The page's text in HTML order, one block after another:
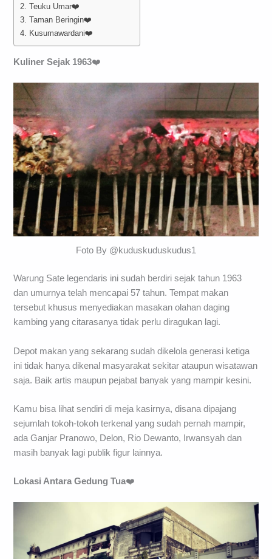
2. Teuku Umar❤️
3. Taman Beringin❤️
4. Kusumawardani❤️
Kuliner Sejak 1963❤️
Foto By @kuduskuduskudus1
Warung Sate legendaris ini sudah berdiri sejak tahun 1963
dan umurnya telah mencapai 57 tahun. Tempat makan
tersebut khusus menyediakan masakan olahan daging
kambing yang citarasanya tidak perlu diragukan lagi.
Depot makan yang sekarang sudah dikelola generasi ketiga
ini tidak hanya dikenal masyarakat sekitar ataupun wisatawan
saja. Baik artis maupun pejabat banyak yang mampir kesini.
Kamu bisa lihat sendiri di meja kasirnya, disana dipajang
sejumlah tokoh-tokoh terkenal yang sudah pernah mampir,
ada Ganjar Pranowo, Delon, Rio Dewanto, Irwansyah dan
masih banyak lagi publik figur lainnya.
Lokasi Antara Gedung Tua❤️